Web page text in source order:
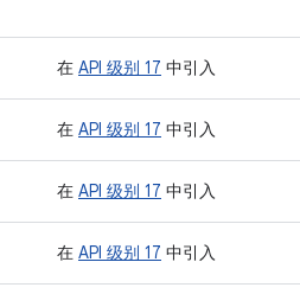
在 API 级别 17 中引入
在 API 级别 17 中引入
在 API 级别 17 中引入
在 API 级别 17 中引入